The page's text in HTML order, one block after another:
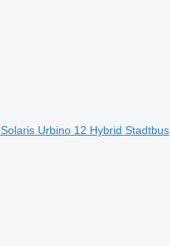
Solaris Urbino 12 Hybrid Stadtbus